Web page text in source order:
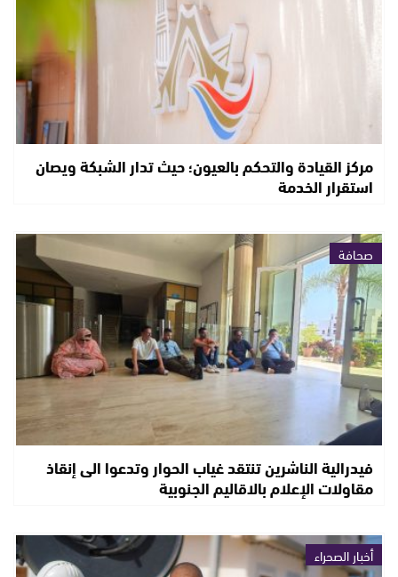
مركز القيادة والتحكم بالعيون؛ حيث تدار الشبكة ويصان
استقرار الخدمة
صحافة
فيدرالية الناشرين تنتقد غياب الحوار وتدعوا الى إنقاذ
مقاولات الإعلام بالاقاليم الجنوبية
أخبار الصحراء